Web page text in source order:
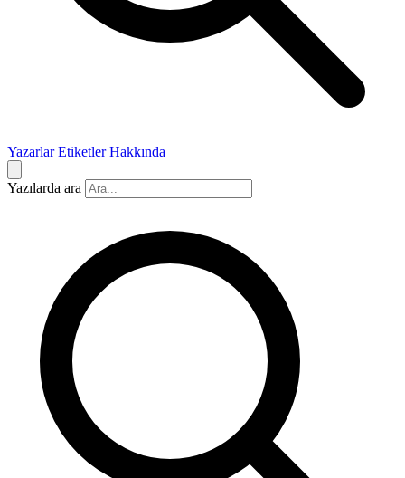
Yazarlar Etiketler Hakkında
Yazılarda ara